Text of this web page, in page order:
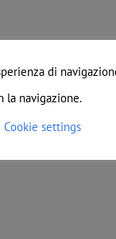
di
la navigazione.
Cookie settings